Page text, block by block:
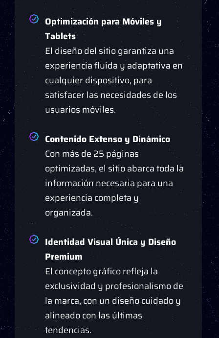
Optimización para Móviles y
Tablets
El diseño del sitio garantiza una
experiencia fluida y adaptativa en
cualquier dispositivo, para
satisfacer las necesidades de los
usuarios móviles.
Contenido Extenso y Dinámico
Con más de 25 páginas
optimizadas, el sitio abarca toda la
información necesaria para una
experiencia completa y
organizada.
Identidad Visual Única y Diseño
Premium
El concepto gráfico refleja la
exclusividad y profesionalismo de
la marca, con un diseño cuidado y
alineado con las últimas
tendencias.